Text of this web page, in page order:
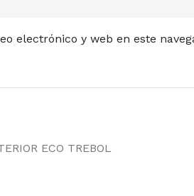
electrónico y web en este
ECO TREBOL